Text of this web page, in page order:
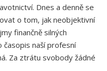
Dnes a denně se
o tom, jak neobjektivní
finančně silných
naší profesní
Za ztrátu svobody žádné